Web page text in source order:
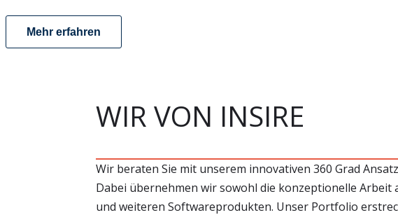
Mehr erfahren
WIR VON INSIRE
Wir beraten Sie mit unserem innovativen 360 Grad
Dabei übernehmen wir sowohl die konzeptionelle Arbeit
und weiteren Softwareprodukten. Unser Portfolio